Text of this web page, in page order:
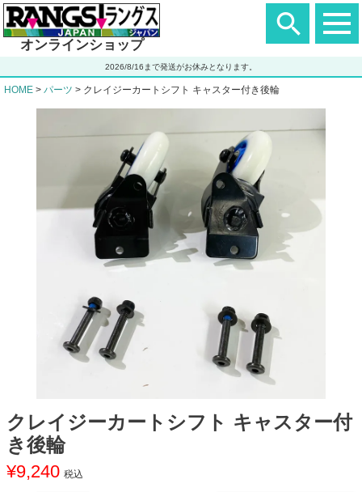
ヘ
ダ
エ
ア
オンラインショップ
2026/8/16まで発送がお休みとなります。
HOME パーツ クレイジーカートシフト キャスター付き後輪
クレイジーカートシフト キャスター付
き後輪
¥9,240 税込